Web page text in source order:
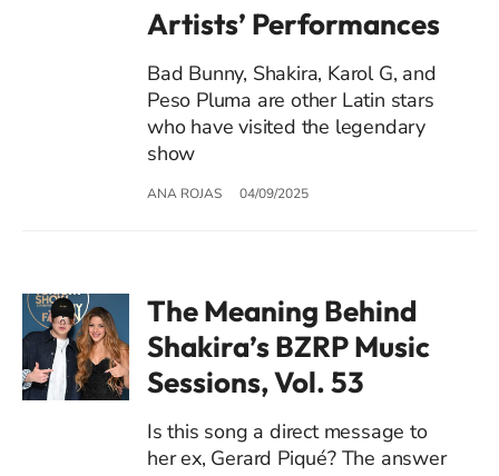
Artists’ Performances
Bad Bunny, Shakira, Karol G, and
Peso Pluma are other Latin stars
who have visited the legendary
show
ANA ROJAS 04/09/2025
The Meaning Behind
Shakira’s BZRP Music
Sessions, Vol. 53
Is this song a direct message to
her ex, Gerard Piqué? The answer